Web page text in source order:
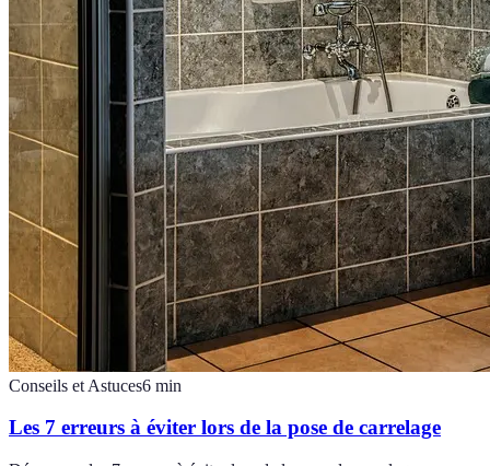
Conseils et Astuces6 min
Les 7 erreurs à éviter lors de la pose de carrelage